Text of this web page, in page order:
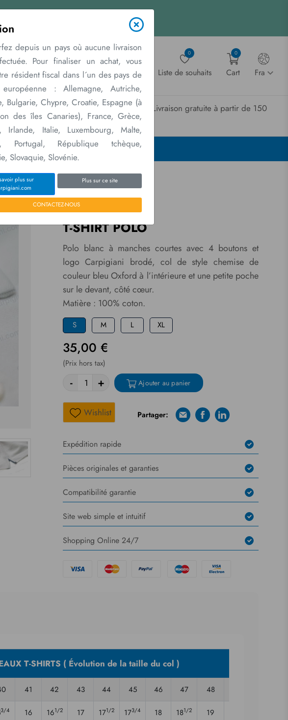
nous et recevez un devis instantané.
Account Liste de souhaits
0
Cart
0
Fra
Cours
Réseau de
vente
Contactez
nous
Livraison gratuite à partir de 150
€
depuis un pays où aucune livraison
Pour finaliser un achat, vous
résident fiscal dans l´un des pays de
européenne : Allemagne, Autriche,
Bulgarie, Chypre, Croatie, Espagne (à
des îles Canaries), France, Grèce,
Irlande, Italie, Luxembourg, Malte,
Portugal, République tchèque,
Slovaquie, Slovénie.
plus sur
Plus sur ce site
CONTACTEZ-NOUS
POLO
Merchandising
T-SHIRT POLO
Polo blanc à manches courtes avec 4 boutons et
logo Carpigiani brodé, col de style chemise de
couleur bleu Oxford à l’intérieure et une petite poche
sur le devant, côté cœur.
Matière : 100% coton.
S M L XL
35,00 €
(Prix hors tax)
- + Ajouter au panier
Wishlist
Partager: E-mailFacebookLinkedin
Expédition rapide
Pièces originales et garanties
Compatibilité garantie
Site web simple et intuitif
Shopping Online 24/7
T-SHIRTS ( Évolution de la taille du col )
41 42 43 44 45 46 47 48
3/4 16 161/2 17 171/2 173/4 18 181/2 19